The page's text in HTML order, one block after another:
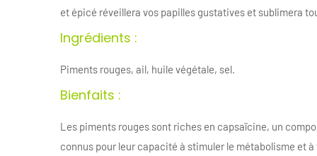
et épicé réveillera vos papilles gustatives et sublimera
Ingrédients :
Piments rouges, ail, huile végétale, sel.
Bienfaits :
Les piments rouges sont riches en capsaïcine, un
connus pour leur capacité à stimuler le métabolisme et